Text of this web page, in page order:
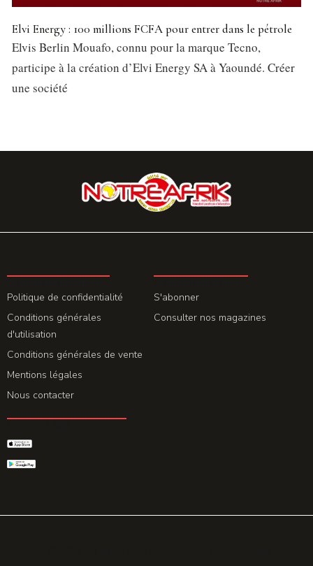
Elvi Energy : 100 millions FCFA pour entrer dans le pétrole
Elvis Berlin Mouafo, connu pour la marque Tecno,
participe à la création d’Elvi Energy SA à Yaoundé. Créer
une société
Politique de confidentialité
Conditions générales
d'utilisation
Conditions générales de vente
Mentions légales
Nous contacter
S'abonner
Consulter nos magazines